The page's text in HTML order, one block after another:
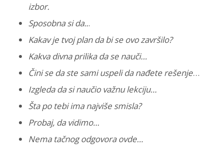
izbor.
Sposobna si da...
Kakav je tvoj plan da bi se ovo završilo?
Kakva divna prilika da se nauči…
Čini se da ste sami uspeli da nađete rešenje…
Izgleda da si naučio važnu lekciju…
Šta po tebi ima najviše smisla?
Probaj, da vidimo…
Nema tačnog odgovora ovde…